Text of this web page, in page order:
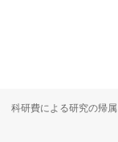
科研費による研究の帰属